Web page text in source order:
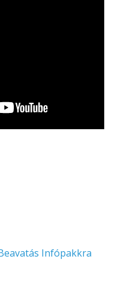
Infópakkra